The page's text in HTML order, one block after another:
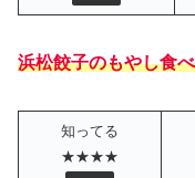
浜松餃子のもやし食
知ってる
★★★★